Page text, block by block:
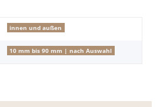
innen und außen
10 mm bis 90 mm | nach Auswahl